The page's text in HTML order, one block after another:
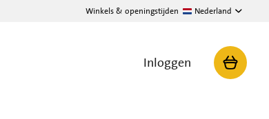
Winkels & openingstijden Nederland
Inloggen